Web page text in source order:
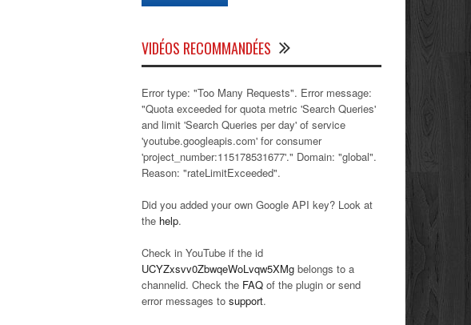
VIDÉOS RECOMMANDÉES
Error type: "Too Many Requests". Error message:
"Quota exceeded for quota metric 'Search Queries'
and limit 'Search Queries per day' of service
'youtube.googleapis.com' for consumer
'project_number:115178531677'." Domain: "global".
Reason: "rateLimitExceeded".
Did you added your own Google API key? Look at
the help.
Check in YouTube if the id
UCYZxsvv0ZbwqeWoLvqw5XMg belongs to a
channelid. Check the FAQ of the plugin or send
error messages to support.